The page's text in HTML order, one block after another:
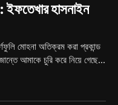
হাসনাইন
মোহনা অতিক্রম করা প্রকান্ড
আমাকে চুরি করে নিয়ে গেছে...